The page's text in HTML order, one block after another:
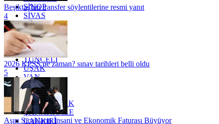
SİNOP
SİVAS
SİİRT
TEKİRDAĞ
TOKAT
TRABZON
TUNCELİ
UŞAK
VAN
YALOVA
YOZGAT
ZONGULDAK
ÇANAKKALE
ÇANKIRI
Beşiktaş'tan transfer söylentilerine resmi yanıt
4
2026 KPSS ne zaman? sınav tarihleri belli oldu
5
Aşırı Sıcakların İnsani ve Ekonomik Faturası Büyüyor